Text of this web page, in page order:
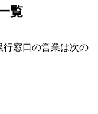
覧
行窓口の営業は次の